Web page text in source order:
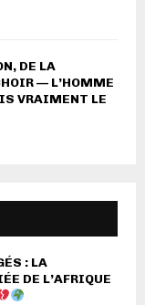
DE LA
— L’HOMME
VRAIMENT LE
: LA
DE L’AFRIQUE